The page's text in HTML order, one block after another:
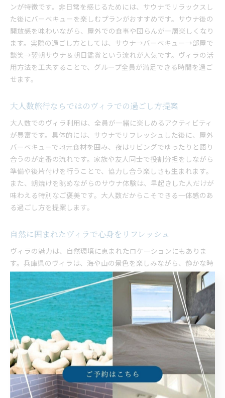
ンが特徴です。非日常を感じるためには、サウナでリラックスし
た後にバーベキューを楽しむプランがおすすめです。サウナ後の
開放感を味わいながら、屋外での食事や団らんが一層楽しくなり
ます。実際の過ごし方としては、サウナ→バーベキュー→部屋で
談笑→翌朝サウナ＆朝日鑑賞という流れが人気です。ヴィラの活
用方法を工夫することで、グループ全員が満足できる時間を過ご
せます。
大人数旅行ならではのヴィラでの過ごし方提案
大人数でのヴィラ利用は、全員が一緒に楽しめるアクティビティ
が豊富です。具体的には、サウナでリフレッシュした後に、屋外
バーベキューで地元食材を囲み、夜はリビングでゆったりと語り
合うのが定番の流れです。家族や友人同士で役割分担をしながら
準備や後片付けを行うことで、協力し合う楽しさも生まれます。
また、朝焼けを眺めながらのサウナ体験は、早起きした人だけが
味わえる特別なご褒美です。大人数だからこそできる一体感のあ
る過ごし方を提案します。
自然に囲まれたヴィラで心身をリフレッシュ
ヴィラの魅力は、自然環境に恵まれたロケーションにもありま
す。兵庫県のヴィラは、海や山の景色を楽しみながら、静かな時
間を過ごせます。特に朝焼けが美しく、空がピンク色に染まる様
子は心を癒してくれます。自然の中でサウナに入り、外気浴をし
た後の爽快感は格別です。自然を感じながらの滞在は、日々のス
トレスを解消し、心身をリセットするのに最適な選択肢です。
ヴィラの設備を活かした旅行の楽しみ方
ヴィラには本格的なサウナやバーベキュー設備が整っており、グ
ループでの旅行をより快適にします。サウナはオーナーがこだわ
って作り上げたもので、サウナ愛好家にも好評です。水風呂は氷
を入れて温度管理ができ、各自の好みに合わせて楽しめます。バ